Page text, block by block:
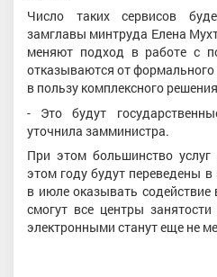
Число таких сервисов
замглавы минтруда Елена
меняют подход в работе с
отказываются от
в пользу комплексного
- Это будут
уточнила замминистра.
При этом большинство
этом году будут переведены
в июле оказывать
смогут все центры
электронными станут еще не